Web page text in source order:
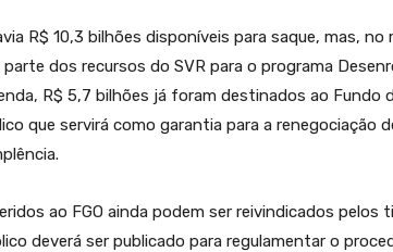
R$ 10,3 bilhões disponíveis para saque, mas,
dos recursos do SVR para o programa
R$ 5,7 bilhões já foram destinados ao Fundo
que servirá como garantia para a renegociação
ao FGO ainda podem ser reivindicados pelos
deverá ser publicado para regulamentar o